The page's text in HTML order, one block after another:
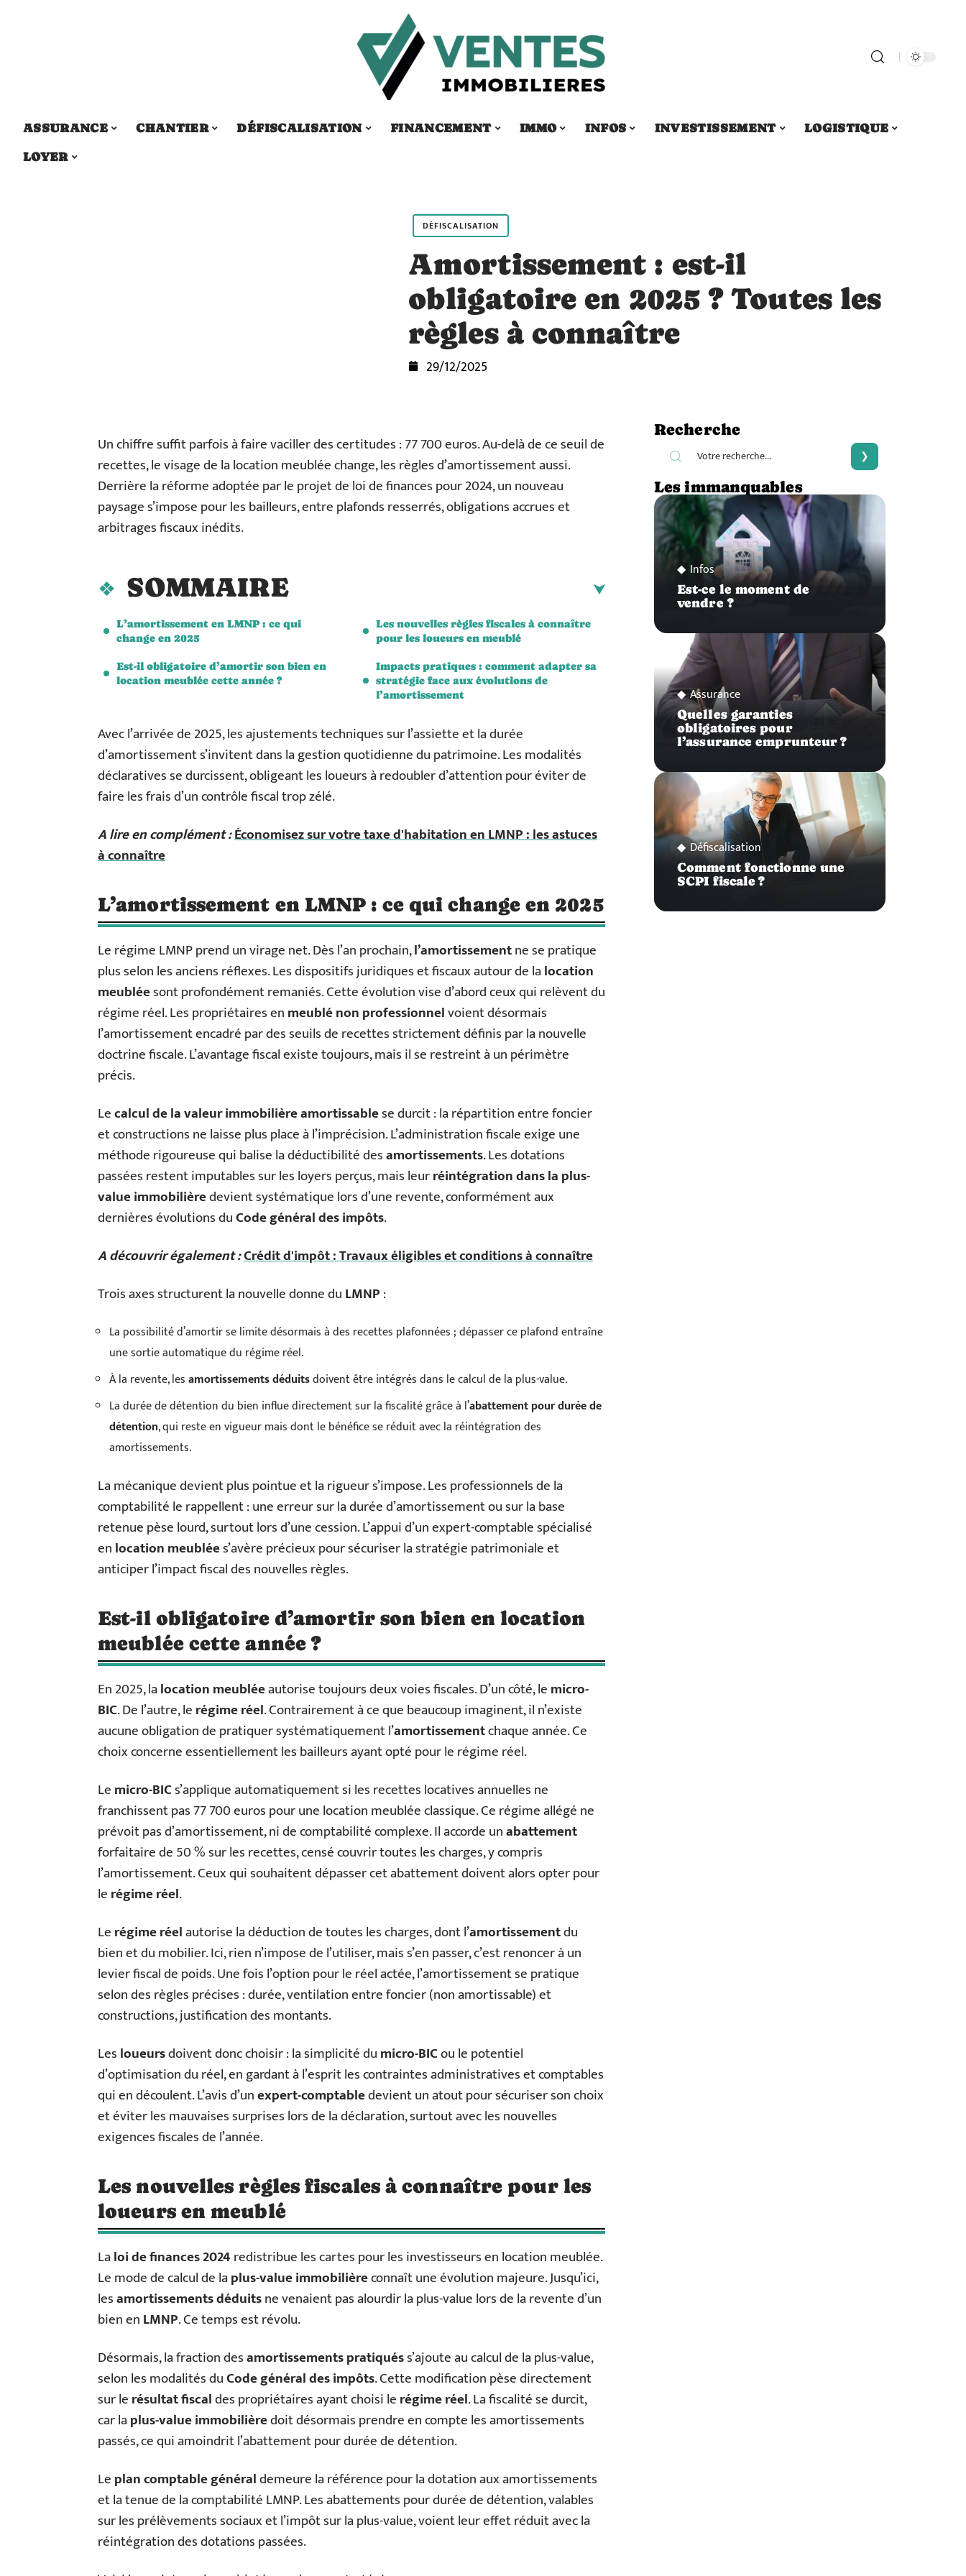
ASSURANCE CHANTIER DÉFISCALISATION FINANCEMENT IMMO INFOS INVESTISSEMENT
LOGISTIQUE
LOYER
DÉFISCALISATION
Amortissement : est-il
obligatoire en 2025 ? Toutes les
règles à connaître
29/12/2025
Un chiffre suffit parfois à faire vaciller des certitudes : 77 700 euros. Au-delà de ce seuil de
recettes, le visage de la location meublée change, les règles d’amortissement aussi.
Derrière la réforme adoptée par le projet de loi de finances pour 2024, un nouveau
paysage s’impose pour les bailleurs, entre plafonds resserrés, obligations accrues et
arbitrages fiscaux inédits.
SOMMAIRE
L’amortissement en LMNP : ce qui
change en 2025
Est-il obligatoire d’amortir son bien en
location meublée cette année ?
Les nouvelles règles fiscales à connaître
pour les loueurs en meublé
Impacts pratiques : comment adapter sa
stratégie face aux évolutions de
l’amortissement
Avec l’arrivée de 2025, les ajustements techniques sur l’assiette et la durée
d’amortissement s’invitent dans la gestion quotidienne du patrimoine. Les modalités
déclaratives se durcissent, obligeant les loueurs à redoubler d’attention pour éviter de
faire les frais d’un contrôle fiscal trop zélé.
A lire en complément :Économisez sur votre taxe d'habitation en LMNP : les astuces
à connaître
L’amortissement en LMNP : ce qui change en 2025
Le régime LMNP prend un virage net. Dès l’an prochain,l’amortissementne se pratique
plus selon les anciens réflexes. Les dispositifs juridiques et fiscaux autour de lalocation
meubléesont profondément remaniés. Cette évolution vise d’abord ceux qui relèvent du
régime réel. Les propriétaires enmeublé non professionnelvoient désormais
l’amortissement encadré par des seuils de recettes strictement définis par la nouvelle
doctrine fiscale. L’avantage fiscal existe toujours, mais il se restreint à un périmètre
précis.
Lecalcul de la valeur immobilière amortissablese durcit : la répartition entre foncier
et constructions ne laisse plus place à l’imprécision. L’administration fiscale exige une
méthode rigoureuse qui balise la déductibilité desamortissements. Les dotations
passées restent imputables sur les loyers perçus, mais leurréintégration dans la plus-
value immobilièredevient systématique lors d’une revente, conformément aux
dernières évolutions duCode général des impôts.
A découvrir également :Crédit d'impôt : Travaux éligibles et conditions à connaître
Trois axes structurent la nouvelle donne duLMNP:
La possibilité d’amortir se limite désormais à des recettes plafonnées ; dépasser ce plafond entraîne
une sortie automatique du régime réel.
À la revente, lesamortissements déduitsdoivent être intégrés dans le calcul de la plus-value.
La durée de détention du bien influe directement sur la fiscalité grâce à l’abattement pour durée de
détention, qui reste en vigueur mais dont le bénéfice se réduit avec la réintégration des
amortissements.
La mécanique devient plus pointue et la rigueur s’impose. Les professionnels de la
comptabilité le rappellent : une erreur sur la durée d’amortissement ou sur la base
retenue pèse lourd, surtout lors d’une cession. L’appui d’un expert-comptable spécialisé
enlocation meublées’avère précieux pour sécuriser la stratégie patrimoniale et
anticiper l’impact fiscal des nouvelles règles.
Est-il obligatoire d’amortir son bien en location
meublée cette année ?
En 2025, lalocation meubléeautorise toujours deux voies fiscales. D’un côté, lemicro-
BIC. De l’autre, lerégime réel. Contrairement à ce que beaucoup imaginent, il n’existe
aucune obligation de pratiquer systématiquement l’amortissementchaque année. Ce
choix concerne essentiellement les bailleurs ayant opté pour le régime réel.
Lemicro-BICs’applique automatiquement si les recettes locatives annuelles ne
franchissent pas 77 700 euros pour une location meublée classique. Ce régime allégé ne
prévoit pas d’amortissement, ni de comptabilité complexe. Il accorde unabattement
forfaitaire de 50 % sur les recettes, censé couvrir toutes les charges, y compris
l’amortissement. Ceux qui souhaitent dépasser cet abattement doivent alors opter pour
lerégime réel.
Lerégime réelautorise la déduction de toutes les charges, dont l’amortissementdu
bien et du mobilier. Ici, rien n’impose de l’utiliser, mais s’en passer, c’est renoncer à un
levier fiscal de poids. Une fois l’option pour le réel actée, l’amortissement se pratique
selon des règles précises : durée, ventilation entre foncier (non amortissable) et
constructions, justification des montants.
Lesloueursdoivent donc choisir : la simplicité dumicro-BICou le potentiel
d’optimisation du réel, en gardant à l’esprit les contraintes administratives et comptables
qui en découlent. L’avis d’unexpert-comptabledevient un atout pour sécuriser son choix
et éviter les mauvaises surprises lors de la déclaration, surtout avec les nouvelles
exigences fiscales de l’année.
Les nouvelles règles fiscales à connaître pour les
loueurs en meublé
Laloi de finances 2024redistribue les cartes pour les investisseurs en location meublée.
Le mode de calcul de laplus-value immobilièreconnaît une évolution majeure. Jusqu’ici,
lesamortissements déduitsne venaient pas alourdir la plus-value lors de la revente d’un
bien enLMNP. Ce temps est révolu.
Désormais, la fraction desamortissements pratiquéss’ajoute au calcul de la plus-value,
selon les modalités duCode général des impôts. Cette modification pèse directement
sur lerésultat fiscaldes propriétaires ayant choisi lerégime réel. La fiscalité se durcit,
car laplus-value immobilièredoit désormais prendre en compte les amortissements
passés, ce qui amoindrit l’abattement pour durée de détention.
Leplan comptable généraldemeure la référence pour la dotation aux amortissements
et la tenue de la comptabilité LMNP. Les abattements pour durée de détention, valables
sur les prélèvements sociaux et l’impôt sur la plus-value, voient leur effet réduit avec la
réintégration des dotations passées.
Recherche
Les immanquables
Infos
Est-ce le moment de
vendre ?
Assurance
Quelles garanties
obligatoires pour
l’assurance emprunteur ?
Défiscalisation
Comment fonctionne une
SCPI fiscale ?